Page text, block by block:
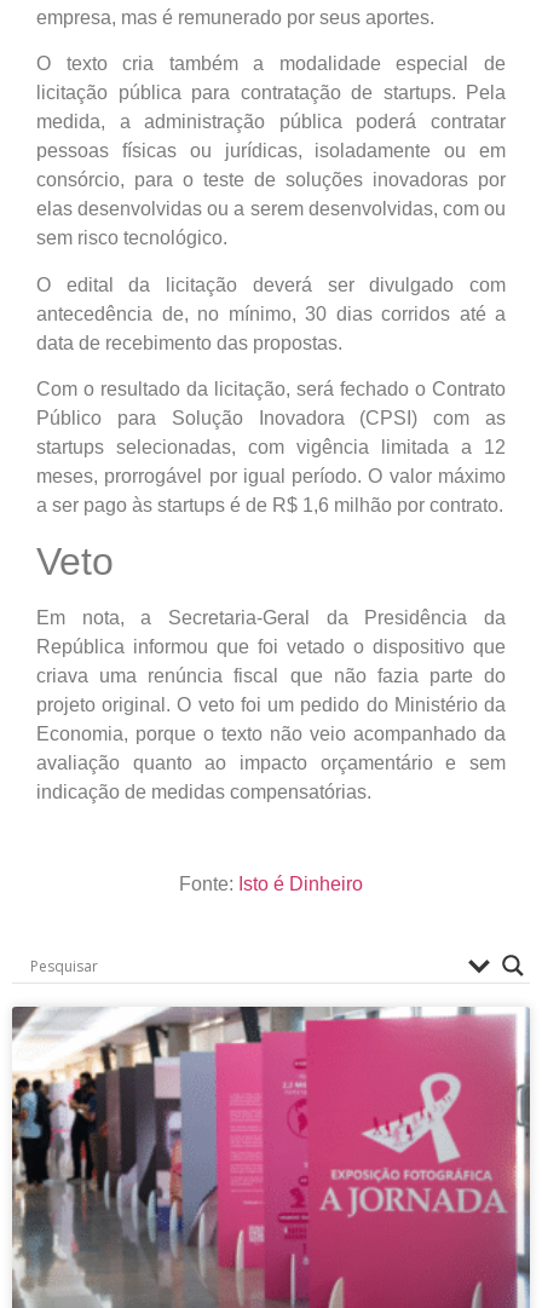
empresa, mas é remunerado por seus aportes.
O texto cria também a modalidade especial de
licitação pública para contratação de startups. Pela
medida, a administração pública poderá contratar
pessoas físicas ou jurídicas, isoladamente ou em
consórcio, para o teste de soluções inovadoras por
elas desenvolvidas ou a serem desenvolvidas, com ou
sem risco tecnológico.
O edital da licitação deverá ser divulgado com
antecedência de, no mínimo, 30 dias corridos até a
data de recebimento das propostas.
Com o resultado da licitação, será fechado o Contrato
Público para Solução Inovadora (CPSI) com as
startups selecionadas, com vigência limitada a 12
meses, prorrogável por igual período. O valor máximo
a ser pago às startups é de R$ 1,6 milhão por contrato.
Veto
Em nota, a Secretaria-Geral da Presidência da
República informou que foi vetado o dispositivo que
criava uma renúncia fiscal que não fazia parte do
projeto original. O veto foi um pedido do Ministério da
Economia, porque o texto não veio acompanhado da
avaliação quanto ao impacto orçamentário e sem
indicação de medidas compensatórias.
Fonte: Isto é Dinheiro